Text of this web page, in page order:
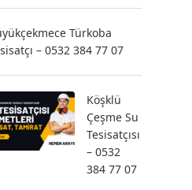
Türkoba
– 0532 384 77 07
Köşklü
Çeşme Su
Tesisatçısı
– 0532
384 77 07